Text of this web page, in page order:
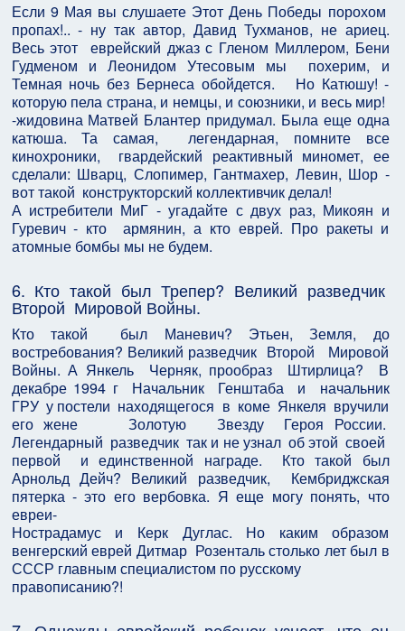
Если 9 Мая вы слушаете Этот День Победы порохом
пропах!.. - ну так автор, Давид Тухманов, не ариец.
Весь этот еврейский джаз с Гленом Миллером, Бени
Гудменом и Леонидом Утесовым мы похерим, и
Темная ночь без Бернеса обойдется. Но Катюшу! -
которую пела страна, и немцы, и союзники, и весь мир!
-жидовина Матвей Блантер придумал. Была еще одна
катюша. Та самая, легендарная, помните все
кинохроники, гвардейский реактивный миномет, ее
сделали: Шварц, Слопимер, Гантмахер, Левин, Шор -
вот такой конструкторский коллективчик делал!
А истребители МиГ - угадайте с двух раз, Микоян и
Гуревич - кто армянин, а кто еврей. Про ракеты и
атомные бомбы мы не будем.
6. Кто такой был Трепер? Великий разведчик
Второй Мировой Войны.
Кто такой был Маневич? Этьен, Земля, до
востребования? Великий разведчик Второй Мировой
Войны. А Янкель Черняк, прообраз Штирлица? В
декабре 1994 г Начальник Генштаба и начальник
ГРУ у постели находящегося в коме Янкеля вручили
его жене Золотую Звезду Героя России.
Легендарный разведчик так и не узнал об этой своей
первой и единственной награде. Кто такой был
Арнольд Дейч? Великий разведчик, Кембриджская
пятерка - это его вербовка. Я еще могу понять, что
евреи-
Нострадамус и Керк Дуглас. Но каким образом
венгерский еврей Дитмар Розенталь столько лет был в
СССР главным специалистом по русскому
правописанию?!